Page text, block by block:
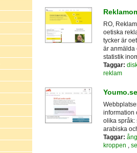
RO,
oetiska
tycker är
är anmälda
statistik
Taggar:
reklam
Youmo.se
information
olika språk:
arabiska
Taggar:
kroppen ,